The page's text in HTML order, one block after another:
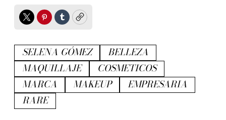
TwitterPinterest
TumblrCopy
SELENA GÓMEZ
BELLEZA
MAQUILLAJE
COSMETICOS
MARCA
MAKEUP
EMPRESARIA
RARE